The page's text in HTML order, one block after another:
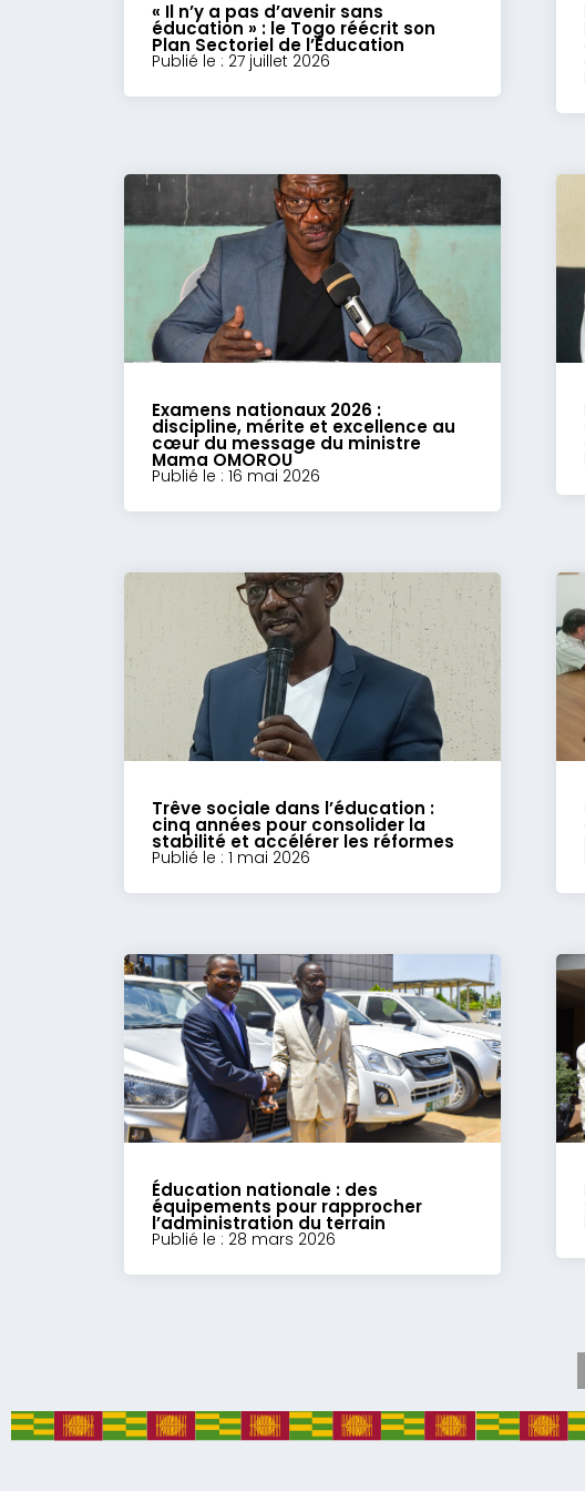
« Il n’y a pas d’avenir sans
éducation » : le Togo réécrit son
Plan Sectoriel de l’Éducation
Publié le : 27 juillet 2026
Examens nationaux 2026 :
discipline, mérite et excellence au
cœur du message du ministre
Mama OMOROU
Publié le : 16 mai 2026
Trêve sociale dans l’éducation :
cinq années pour consolider la
stabilité et accélérer les réformes
Publié le : 1 mai 2026
Éducation nationale : des
équipements pour rapprocher
l’administration du terrain
Publié le : 28 mars 2026